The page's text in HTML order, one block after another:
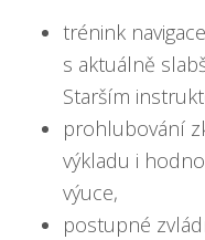
trénink
s aktuálně
Starším
prohlubování
výkladu i
výuce,
postupné